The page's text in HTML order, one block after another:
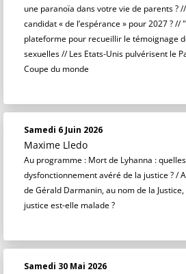
une paranoïa dans votre vie de parents ?
candidat « de l’espérance » pour 2027 ? //
plateforme pour recueillir le témoignage
sexuelles // Les Etats-Unis pulvérisent le
Coupe du monde
Samedi 6 Juin 2026
Maxime Lledo
Au programme : Mort de Lyhanna :
dysfonctionnement avéré de la justice ? /
de Gérald Darmanin, au nom de la
justice est-elle malade ?
Samedi 30 Mai 2026